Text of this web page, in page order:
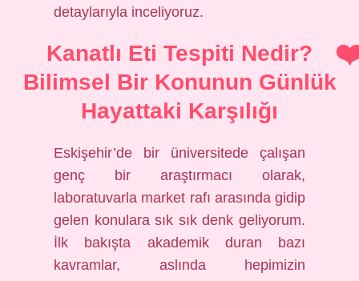
detaylarıyla inceliyoruz.
Kanatlı Eti Tespiti Nedir?
Bilimsel Bir Konunun Günlük
Hayattaki Karşılığı
Eskişehir’de bir üniversitede çalışan
genç bir araştırmacı olarak,
laboratuvarla market rafı arasında gidip
gelen konulara sık sık denk geliyorum.
İlk bakışta akademik duran bazı
kavramlar, aslında hepimizin